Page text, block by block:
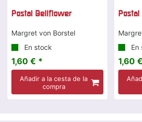
Postal Bellflower
Margret von Borstel
En stock
1,60 € *
Añadir a la cesta de la
compra
Postal
En
1,60